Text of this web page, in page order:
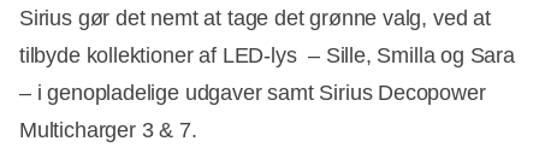
Sirius gør det nemt at tage det grønne valg, ved at
tilbyde kollektioner af LED-lys – Sille, Smilla og Sara
– i genopladelige udgaver samt Sirius Decopower
Multicharger 3 & 7.